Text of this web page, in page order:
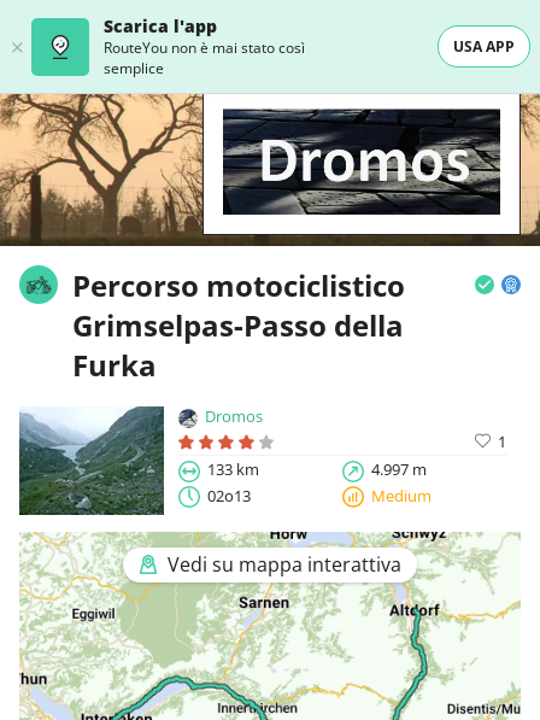
Scarica l'app
RouteYou non è mai stato così
semplice
USA APP
Percorso motociclistico
Grimselpas-Passo della
Furka
Dromos
1
133 km
4.997 m
02o13
Medium
Vedi su mappa interattiva